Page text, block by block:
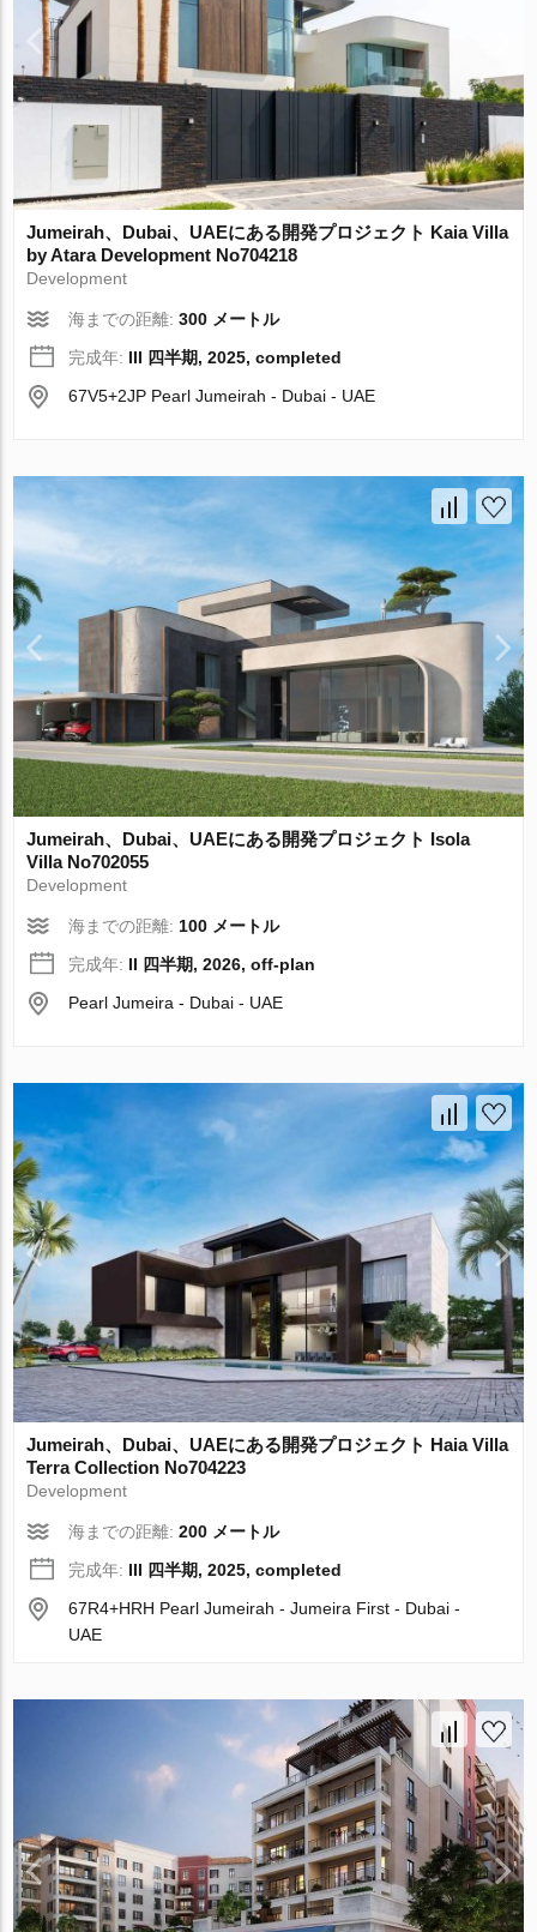
Jumeirah、Dubai、UAEにある開発プロジェクト Kaia Villa
by Atara Development No704218
Development
海までの距離:300 メートル
完成年: III 四半期, 2025, completed
67V5+2JP Pearl Jumeirah - Dubai - UAE
Jumeirah、Dubai、UAEにある開発プロジェクト Isola
Villa No702055
Development
海までの距離: 100 メートル
完成年: II 四半期, 2026, off-plan
Pearl Jumeira - Dubai - UAE
Jumeirah、Dubai、UAEにある開発プロジェクト Haia Villa
Terra Collection No704223
Development
海までの距離:200 メートル
完成年: III 四半期, 2025, completed
67R4+HRH Pearl Jumeirah - Jumeira First - Dubai -
UAE